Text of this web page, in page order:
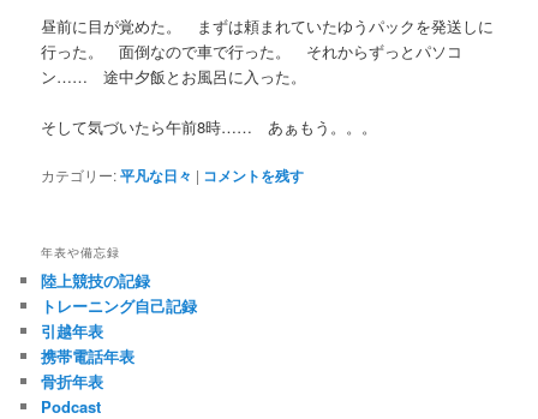
昼前に目が覚めた。 まずは頼まれていたゆうパックを発送しに
行った。 面倒なので車で行った。 それからずっとパソコ
ン…… 途中夕飯とお風呂に入った。
そして気づいたら午前8時…… あぁもう。。。
カテゴリー:平凡な日々 | コメントを残す
年表や備忘録
陸上競技の記録
トレーニング自己記録
引越年表
携帯電話年表
骨折年表
Podcast